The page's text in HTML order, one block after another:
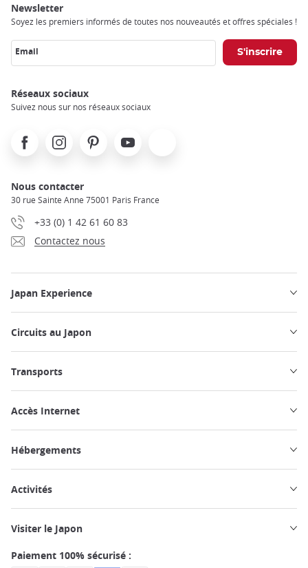
Newsletter
Soyez les premiers informés de toutes nos nouveautés et offres spéciales !
Email
Réseaux sociaux
Suivez nous sur nos réseaux sociaux
FacebookInstagramPinterest Youtube
Nous contacter
30 rue Sainte Anne 75001 Paris France
+33 (0) 1 42 61 60 83
Contactez nous
Japan Experience
Circuits au Japon
Transports
Accès Internet
Hébergements
Activités
Visiter le Japon
Paiement 100% sécurisé :